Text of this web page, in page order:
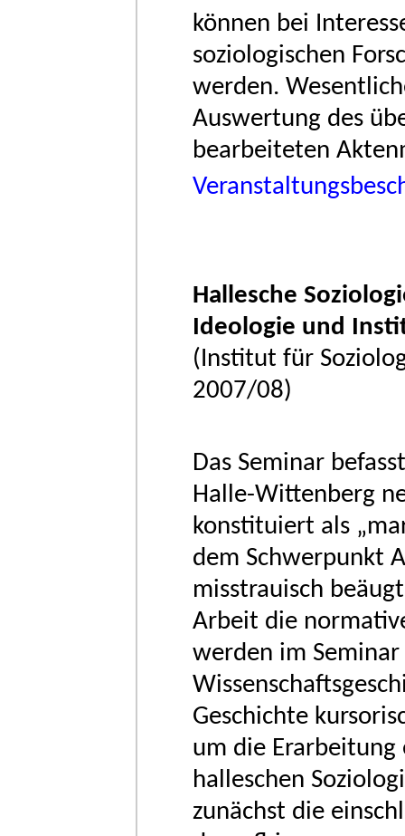
können bei
soziologischen
werden.
Auswertung des
bearbeiteten
Hallesche
Ideologie und
(Institut für
2007/08)
Das Seminar
Halle-Wittenberg
konstituiert als
dem Schwerpunkt
misstrauisch
Arbeit die
werden im
Geschichte
um die
halleschen
zunächst die